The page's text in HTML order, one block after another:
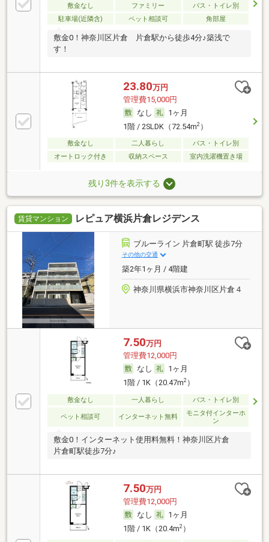
敷金なし ファミリー
バス・トイレ別
駐車場(近隣含)
ペット相談可 角部屋
敷金0！神奈川区片倉 片倉駅から徒歩4分♪築浅で
す！
23.80万円
管理費15,000円
なし
1ヶ月
1階 / 2SLDK（72.54m2）
敷金なし 二人暮らし
バス・トイレ別
オートロック付き
収納スペース 室内洗濯機置き場
残り3件を表示する
賃貸マンション レピュア横浜片倉レジデンス
ブルーライン 片倉町駅 徒歩7分
その他の交通
築2年1ヶ月 / 4階建
神奈川県横浜市神奈川区片倉４
7.50万円
管理費12,000円
なし
1ヶ月
1階 / 1K（20.47m2）
敷金なし 一人暮らし バス・トイレ別
ペット相談可 インターネット無料
モニタ付インターホ
ン
敷金0！インターネット使用料無料！神奈川区片倉
片倉町駅徒歩7分♪
7.50万円
管理費12,000円
なし
1ヶ月
1階 / 1K（20.4m2）